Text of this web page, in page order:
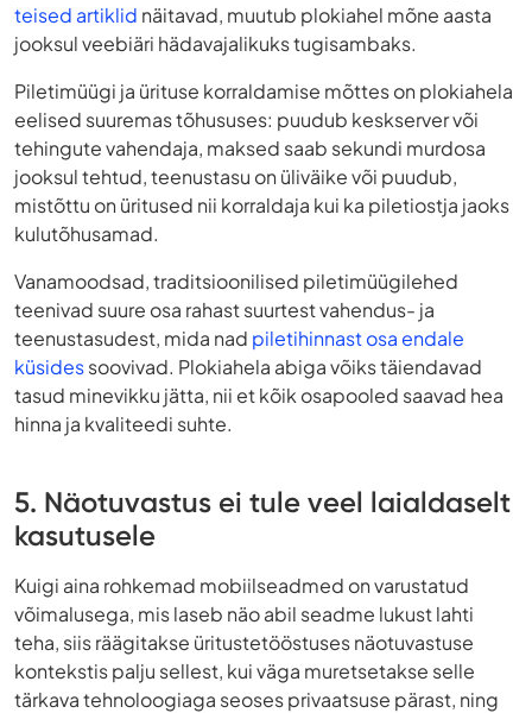
teised artiklid näitavad, muutub plokiahel mõne aasta
jooksul veebiäri hädavajalikuks tugisambaks.
Piletimüügi ja ürituse korraldamise mõttes on plokiahela
eelised suuremas tõhususes: puudub keskserver või
tehingute vahendaja, maksed saab sekundi murdosa
jooksul tehtud, teenustasu on üliväike või puudub,
mistõttu on üritused nii korraldaja kui ka piletiostja jaoks
kulutõhusamad.
Vanamoodsad, traditsioonilised piletimüügilehed
teenivad suure osa rahast suurtest vahendus- ja
teenustasudest, mida nad piletihinnast osa endale
küsidessoovivad. Plokiahela abiga võiks täiendavad
tasud minevikku jätta, nii et kõik osapooled saavad hea
hinna ja kvaliteedi suhte.
5. Näotuvastus ei tule veel laialdaselt
kasutusele
Kuigi aina rohkemad mobiilseadmed on varustatud
võimalusega, mis laseb näo abil seadme lukust lahti
teha, siis räägitakse üritustetööstuses näotuvastuse
kontekstis palju sellest, kui väga muretsetakse selle
tärkava tehnoloogiaga seoses privaatsuse pärast, ning